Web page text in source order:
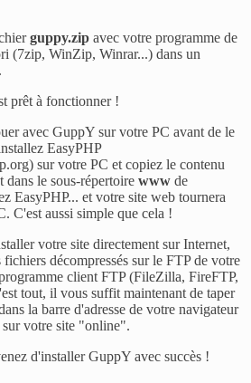
guppy.zip avec votre programme de
(7zip, WinZip, Winrar...) dans un
prêt à fonctionner !
avec GuppY sur votre PC avant de le
EasyPHP
) sur votre PC et copiez le contenu
dans le sous-répertoirewww de
EasyPHP... et votre site web tournera
C'est aussi simple que cela !
votre site directement sur Internet,
décompressés sur le FTP de votre
client FTP (FileZilla, FireFTP,
tout, il vous suffit maintenant de taper
la barre d'adresse de votre navigateur
votre site "online".
d'installer GuppY avec succès !